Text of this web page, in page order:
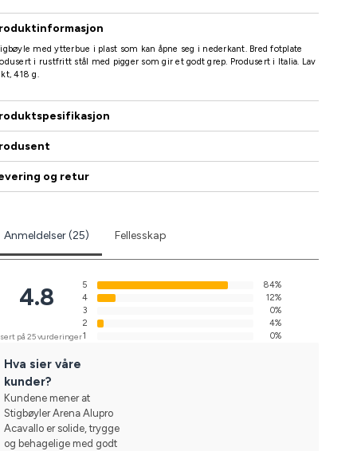
med ytterbue i plast som kan åpne seg i nederkant. Bred fotplate
i rustfritt stål med pigger som gir et godt grep. Produsert i Italia. Lav
418 g.
og retur
Anmeldelser (25) Fellesskap
4.8
på 25 vurderinger
5
84%
4
12%
3
0%
2
4%
1
0%
Hva sier våre
kunder?
Kundene mener at
Stigbøyler Arena Alupro
Acavallo er solide, trygge
og behagelige med godt